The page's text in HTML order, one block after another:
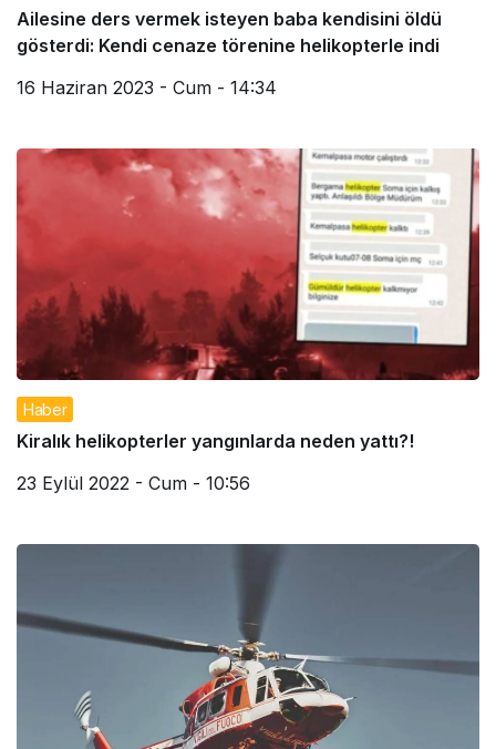
Ailesine ders vermek isteyen baba kendisini öldü
gösterdi: Kendi cenaze törenine helikopterle indi
16 Haziran 2023 - Cum - 14:34
Haber
Kiralık helikopterler yangınlarda neden yattı?!
23 Eylül 2022 - Cum - 10:56